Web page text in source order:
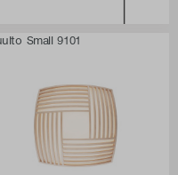
Small 9101